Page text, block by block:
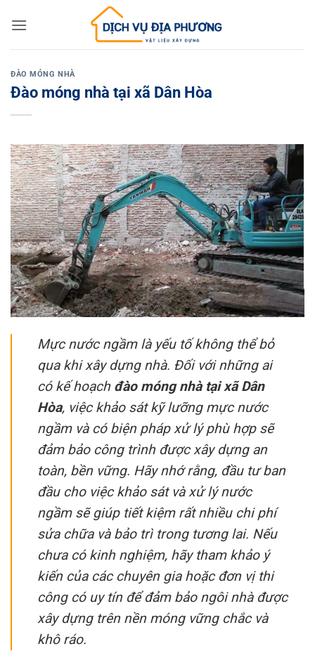
ĐÀO MÓNG NHÀ
Đào móng nhà tại xã Dân Hòa
Mực nước ngầm là yếu tố không thể bỏ
qua khi xây dựng nhà. Đối với những ai
có kế hoạch đào móng nhà tại xã Dân
Hòa, việc khảo sát kỹ lưỡng mực nước
ngầm và có biện pháp xử lý phù hợp sẽ
đảm bảo công trình được xây dựng an
toàn, bền vững. Hãy nhớ rằng, đầu tư ban
đầu cho việc khảo sát và xử lý nước
ngầm sẽ giúp tiết kiệm rất nhiều chi phí
sửa chữa và bảo trì trong tương lai. Nếu
chưa có kinh nghiệm, hãy tham khảo ý
kiến của các chuyên gia hoặc đơn vị thi
công có uy tín để đảm bảo ngôi nhà được
xây dựng trên nền móng vững chắc và
khô ráo.